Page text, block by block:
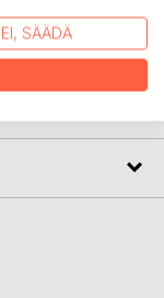
EI, SÄÄDÄ